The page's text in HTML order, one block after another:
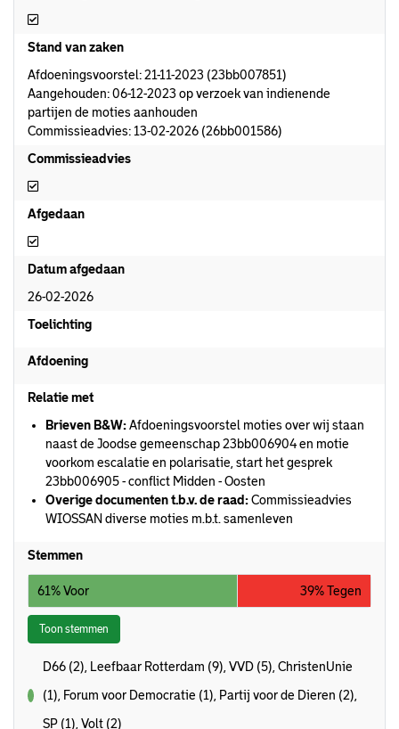
Afdoeningsvoorstel aanwezig
Stand van zaken
Afdoeningsvoorstel: 21-11-2023 (23bb007851)
Aangehouden: 06-12-2023 op verzoek van indienende
partijen de moties aanhouden
Commissieadvies: 13-02-2026 (26bb001586)
Commissieadvies
Commissieadvies
Afgedaan
Afgedaan
Datum afgedaan
26-02-2026
Toelichting
Afdoening
Relatie met
Brieven B&W:Afdoeningsvoorstel moties over wij staan
naast de Joodse gemeenschap 23bb006904 en motie
voorkom escalatie en polarisatie, start het gesprek
23bb006905 - conflict Midden - Oosten
Overige documenten t.b.v. de raad:Commissieadvies
WIOSSAN diverse moties m.b.t. samenleven
Stemmen
61% Voor 39% Tegen
Toon stemmen
D66 (2), Leefbaar Rotterdam (9), VVD (5), ChristenUnie
(1), Forum voor Democratie (1), Partij voor de Dieren (2),
SP (1), Volt (2)